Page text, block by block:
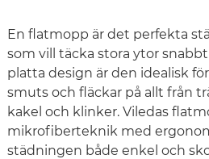
En flatmopp är det perfekta
som vill täcka stora ytor
platta design är den idealisk
smuts och fläckar på allt från
kakel och klinker. Viledas
mikrofiberteknik med
städningen både enkel och